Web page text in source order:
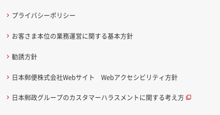
プライバシーポリシー
お客さま本位の業務運営に関する基本方針
勧誘方針
日本郵便株式会社Webサイト Webアクセシビリティ方針
日本郵政グループのカスタマーハラスメントに関する考え方